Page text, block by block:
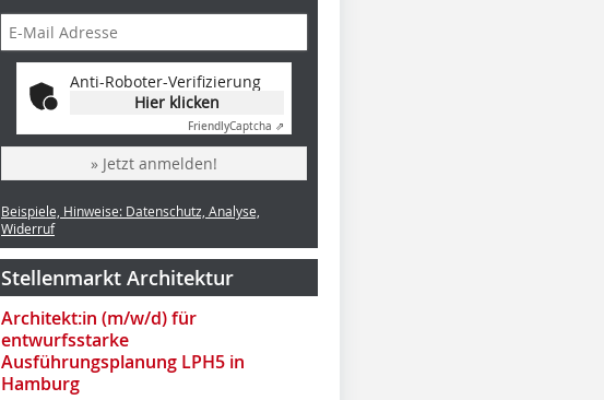
Anti-Roboter-Verifizierung
Hier klicken
FriendlyCaptcha ⇗
» Jetzt anmelden!
Beispiele, Hinweise: Datenschutz, Analyse,
Widerruf
Stellenmarkt Architektur
Architekt:in (m/w/d) für
entwurfsstarke
Ausführungsplanung LPH5 in
Hamburg